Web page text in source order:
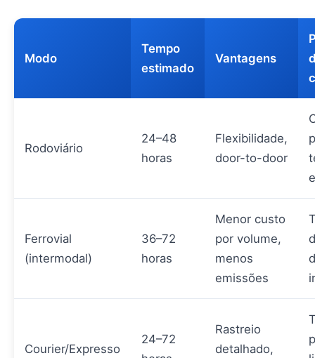
Modo
Tempo
estimado
Vantagens
Rodoviário
24–48
horas
Flexibilidade,
door-to-door
Ferrovial
(intermodal)
36–72
horas
Menor custo
por volume,
menos
emissões
Courier/Expresso
24–72
Rastreio
detalhado,